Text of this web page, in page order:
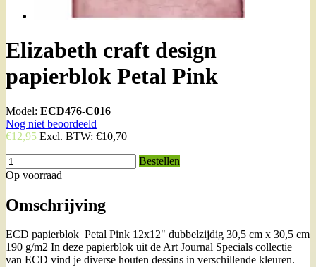
Elizabeth craft design
papierblok Petal Pink
Model: ECD476-C016
Nog niet beoordeeld
€12,95 Excl. BTW: €10,70
Bestellen
Op voorraad
Omschrijving
ECD papierblok Petal Pink 12x12" dubbelzijdig 30,5 cm x 30,5 cm
190 g/m2 In deze papierblok uit de Art Journal Specials collectie
van ECD vind je diverse houten dessins in verschillende kleuren.